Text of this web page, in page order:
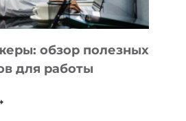
обзор полезных
для работы